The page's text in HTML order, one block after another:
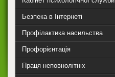
Безпека в Інтернеті
Профілактика насильства
Профорієнтація
Праця неповнолітніх